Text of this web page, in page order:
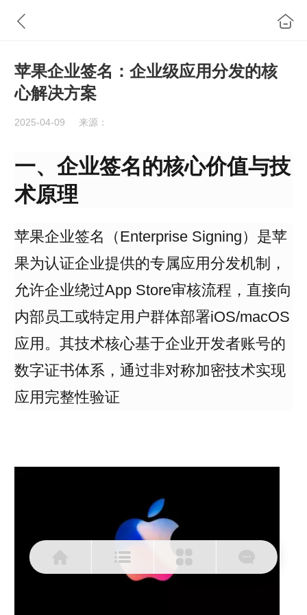
苹果企业签名：企业级应用分发的核
心解决方案
2025-04-09 来源：
一、企业签名的核心价值与技
术原理
苹果企业签名（Enterprise Signing）是苹
果为认证企业提供的专属应用分发机制，
允许企业绕过App Store审核流程，直接向
内部员工或特定用户群体部署iOS/macOS
应用。其技术核心基于企业开发者账号的
数字证书体系，通过非对称加密技术实现
应用完整性验证